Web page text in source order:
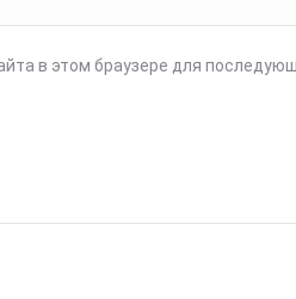
в этом браузере для